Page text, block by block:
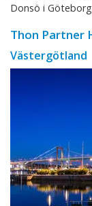
Donsö i
Thon Partner
Västergötland